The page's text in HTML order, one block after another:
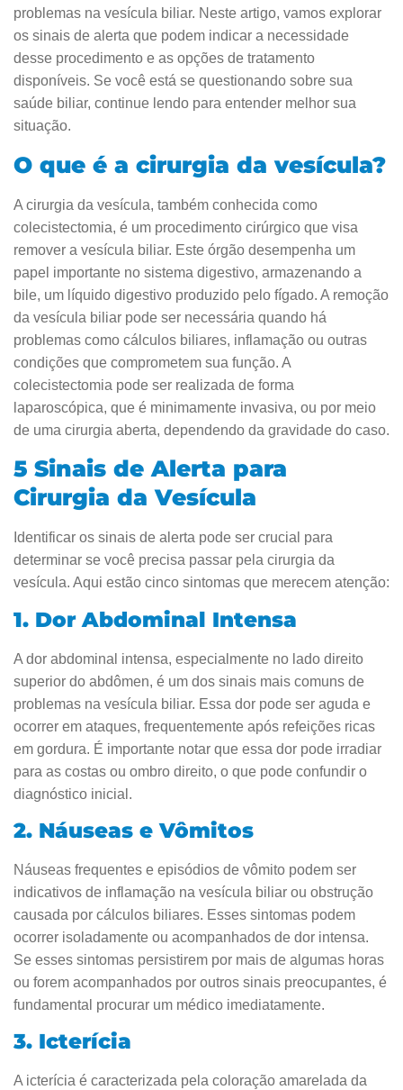
problemas na vesícula biliar. Neste artigo, vamos explorar
os sinais de alerta que podem indicar a necessidade
desse procedimento e as opções de tratamento
disponíveis. Se você está se questionando sobre sua
saúde biliar, continue lendo para entender melhor sua
situação.
O que é a cirurgia da vesícula?
A cirurgia da vesícula, também conhecida como
colecistectomia, é um procedimento cirúrgico que visa
remover a vesícula biliar. Este órgão desempenha um
papel importante no sistema digestivo, armazenando a
bile, um líquido digestivo produzido pelo fígado. A remoção
da vesícula biliar pode ser necessária quando há
problemas como cálculos biliares, inflamação ou outras
condições que comprometem sua função. A
colecistectomia pode ser realizada de forma
laparoscópica, que é minimamente invasiva, ou por meio
de uma cirurgia aberta, dependendo da gravidade do caso.
5 Sinais de Alerta para
Cirurgia da Vesícula
Identificar os sinais de alerta pode ser crucial para
determinar se você precisa passar pela cirurgia da
vesícula. Aqui estão cinco sintomas que merecem atenção:
1. Dor Abdominal Intensa
A dor abdominal intensa, especialmente no lado direito
superior do abdômen, é um dos sinais mais comuns de
problemas na vesícula biliar. Essa dor pode ser aguda e
ocorrer em ataques, frequentemente após refeições ricas
em gordura. É importante notar que essa dor pode irradiar
para as costas ou ombro direito, o que pode confundir o
diagnóstico inicial.
2. Náuseas e Vômitos
Náuseas frequentes e episódios de vômito podem ser
indicativos de inflamação na vesícula biliar ou obstrução
causada por cálculos biliares. Esses sintomas podem
ocorrer isoladamente ou acompanhados de dor intensa.
Se esses sintomas persistirem por mais de algumas horas
ou forem acompanhados por outros sinais preocupantes, é
fundamental procurar um médico imediatamente.
3. Icterícia
A icterícia é caracterizada pela coloração amarelada da